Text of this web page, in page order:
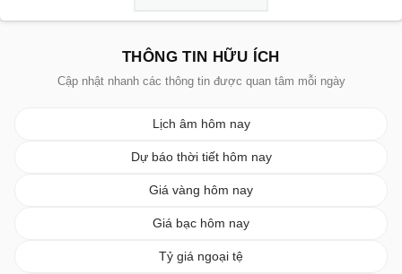
THÔNG TIN HỮU ÍCH
Cập nhật nhanh các thông tin được quan tâm mỗi ngày
Lịch âm hôm nay
Dự báo thời tiết hôm nay
Giá vàng hôm nay
Giá bạc hôm nay
Tỷ giá ngoại tệ